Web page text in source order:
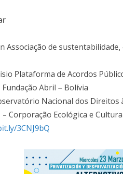
Associação de
Plataforma de Acordos
Abril – Bolívia
Nacional dos Direitos
Corporação Ecológica e
3CNJ9bQ